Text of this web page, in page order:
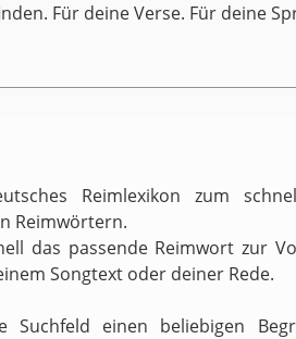
Für deine Verse. Für deine
Reimlexikon zum
Reimwörtern.
das passende Reimwort zur
Songtext oder deiner Rede.
einen beliebigen